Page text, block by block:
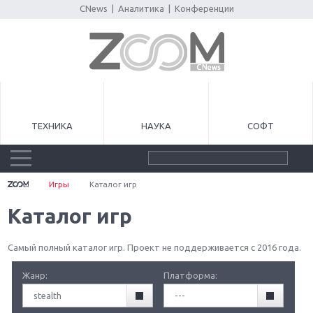
CNews Аналитика Конференции
ТЕХНИКА НАУКА СОФТ
Игры Каталог игр
Каталог игр
Самый полный каталог игр. Проект не поддерживается с 2016 года.
Жанр:
stealth
Платформа:
---